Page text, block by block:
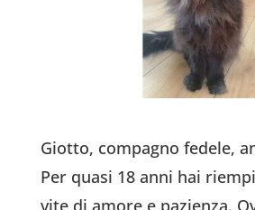
Giotto, compagno fedele,
Per quasi 18 anni hai
vite di amore e pazienza.